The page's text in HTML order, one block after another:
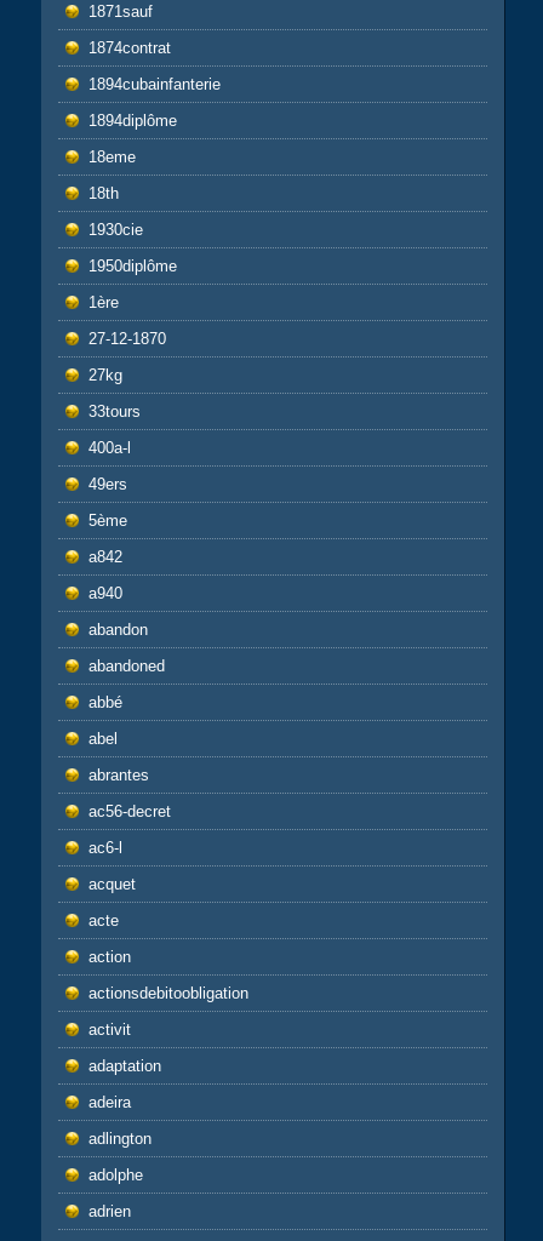
1871sauf
1874contrat
1894cubainfanterie
1894diplôme
18eme
18th
1930cie
1950diplôme
1ère
27-12-1870
27kg
33tours
400a-l
49ers
5ème
a842
a940
abandon
abandoned
abbé
abel
abrantes
ac56-decret
ac6-l
acquet
acte
action
actionsdebitoobligation
activit
adaptation
adeira
adlington
adolphe
adrien